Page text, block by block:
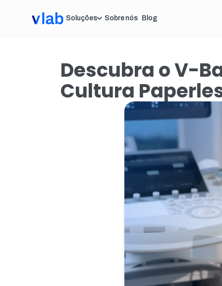
Soluções Sobre nós Blog
Descubra o V-
Cultura